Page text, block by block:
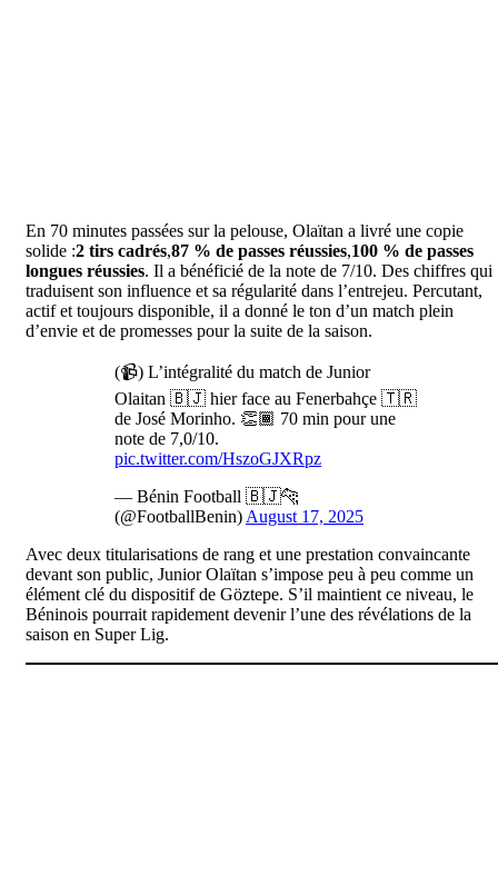
En 70 minutes passées sur la pelouse, Olaïtan a livré une copie
solide :2 tirs cadrés,87 % de passes réussies,100 % de passes
longues réussies. Il a bénéficié de la note de 7/10. Des chiffres qui
traduisent son influence et sa régularité dans l’entrejeu. Percutant,
actif et toujours disponible, il a donné le ton d’un match plein
d’envie et de promesses pour la suite de la saison.
(📹) L’intégralité du match de Junior
Olaitan 🇧🇯 hier face au Fenerbahçe 🇹🇷
de José Morinho. 👏🏾 70 min pour une
note de 7,0/10.
pic.twitter.com/HszoGJXRpz
— Bénin Football 🇧🇯🐆
(@FootballBenin) August 17, 2025
Avec deux titularisations de rang et une prestation convaincante
devant son public, Junior Olaïtan s’impose peu à peu comme un
élément clé du dispositif de Göztepe. S’il maintient ce niveau, le
Béninois pourrait rapidement devenir l’une des révélations de la
saison en Super Lig.